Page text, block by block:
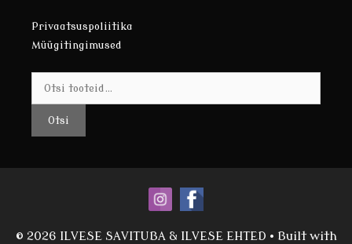
Privaatsuspoliitika
Müügitingimused
Otsi
© 2026 ILVESE SAVITUBA & ILVESE EHTED • Built with